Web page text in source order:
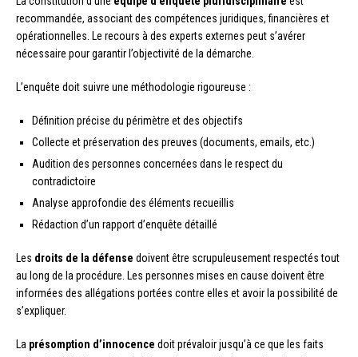
recommandée, associant des compétences juridiques, financières et
opérationnelles. Le recours à des experts externes peut s’avérer
nécessaire pour garantir l’objectivité de la démarche.
L’enquête doit suivre une méthodologie rigoureuse :
Définition précise du périmètre et des objectifs
Collecte et préservation des preuves (documents, emails, etc.)
Audition des personnes concernées dans le respect du
contradictoire
Analyse approfondie des éléments recueillis
Rédaction d’un rapport d’enquête détaillé
Les droits de la défense doivent être scrupuleusement respectés tout
au long de la procédure. Les personnes mises en cause doivent être
informées des allégations portées contre elles et avoir la possibilité de
s’expliquer.
La présomption d’innocence doit prévaloir jusqu’à ce que les faits